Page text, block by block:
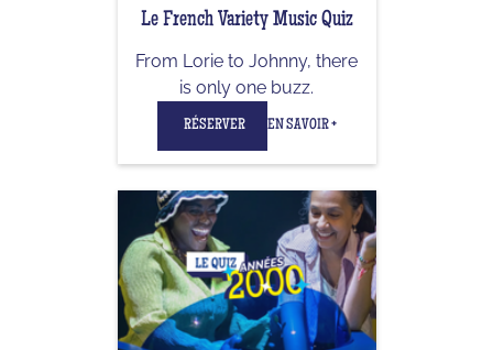
Le French Variety Music Quiz
From Lorie to Johnny, there
is only one buzz.
RÉSERVER EN SAVOIR +